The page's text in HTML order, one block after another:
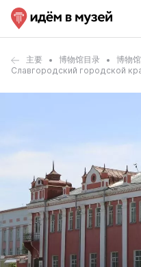
主要 博物馆目录
博物
Славгородский городской